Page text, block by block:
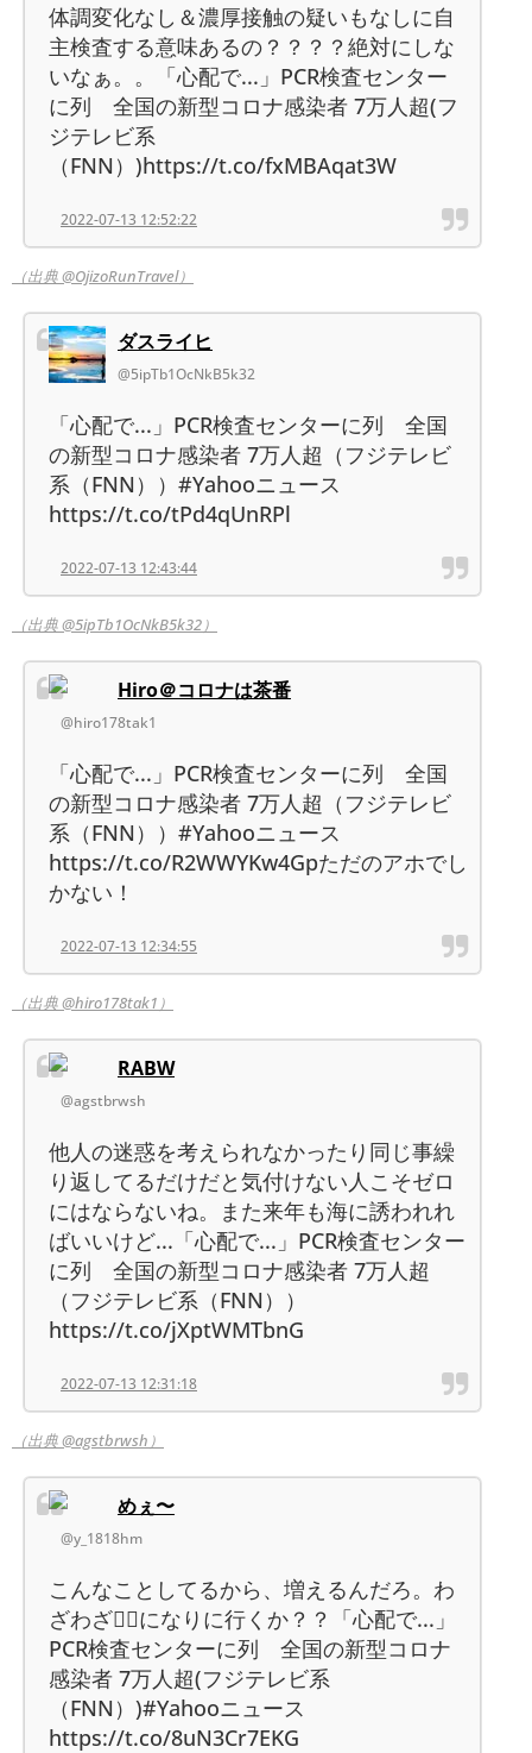
体調変化なし＆濃厚接触の疑いもなしに自
主検査する意味あるの？？？？絶対にしな
いなぁ。。「心配で...」PCR検査センター
に列 全国の新型コロナ感染者 7万人超(フ
ジテレビ系
（FNN）)https://t.co/fxMBAqat3W
2022-07-13 12:52:22
（出典 @OjizoRunTravel）
ダスライヒ
@5ipTb1OcNkB5k32
「心配で...」PCR検査センターに列 全国
の新型コロナ感染者 7万人超（フジテレビ
系（FNN））#Yahooニュース
https://t.co/tPd4qUnRPl
2022-07-13 12:43:44
（出典 @5ipTb1OcNkB5k32）
Hiro＠コロナは茶番
@hiro178tak1
「心配で...」PCR検査センターに列 全国
の新型コロナ感染者 7万人超（フジテレビ
系（FNN））#Yahooニュース
https://t.co/R2WWYKw4Gpただのアホでし
かない！
2022-07-13 12:34:55
（出典 @hiro178tak1）
RABW
@agstbrwsh
他人の迷惑を考えられなかったり同じ事繰
り返してるだけだと気付けない人こそゼロ
にはならないね。また来年も海に誘われれ
ばいいけど...「心配で...」PCR検査センター
に列 全国の新型コロナ感染者 7万人超
（フジテレビ系（FNN））
https://t.co/jXptWMTbnG
2022-07-13 12:31:18
（出典 @agstbrwsh）
めぇ〜
@y_1818hm
こんなことしてるから、増えるんだろ。わ
ざわざ🧚‍♀️になりに行くか？？「心配で...」
PCR検査センターに列 全国の新型コロナ
感染者 7万人超(フジテレビ系
（FNN）)#Yahooニュース
https://t.co/8uN3Cr7EKG